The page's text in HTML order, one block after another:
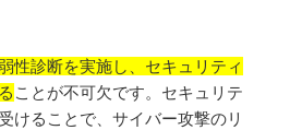
update-guide/en-US/advisory/CVE-
性診断を実施し、セキュリティ
ことが不可欠です。セキュリテ
けることで、サイバー攻撃のリ